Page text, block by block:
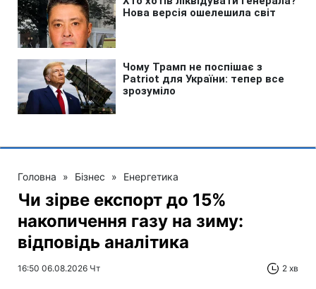
Головна » Бізнес » Енергетика
Чи зірве експорт до 15%
накопичення газу на зиму:
відповідь аналітика
16:50 06.08.2026 Чт 2 хв